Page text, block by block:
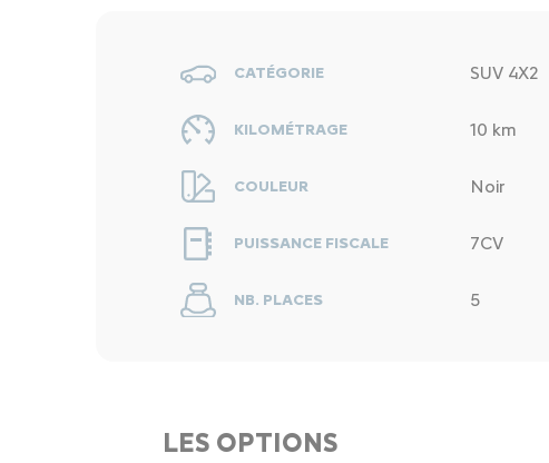
CATÉGORIE SUV 4X2
KILOMÉTRAGE 10 km
COULEUR Noir
PUISSANCE FISCALE 7CV
NB. PLACES 5
LES OPTIONS